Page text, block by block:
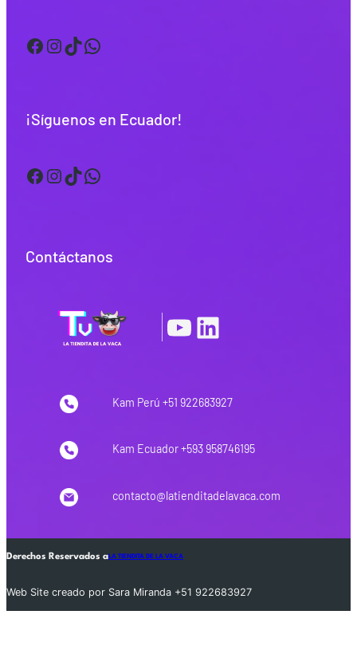
Facebook InstagramTikTok WhatsApp
¡Síguenos en Ecuador!
Facebook InstagramTikTok WhatsApp
Contáctanos
YouTube LinkedIn
Kam Perú +51 922683927
Kam Ecuador +593 958746195
contacto@latienditadelavaca.com
Derechos Reservados aLA TIENDITA DE LA VACA
Web Site creado por Sara Miranda +51 922683927